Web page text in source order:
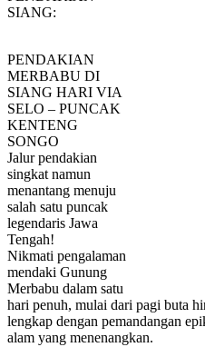
SIANG:
PENDAKIAN
MERBABU DI
SIANG HARI VIA
SELO – PUNCAK
KENTENG
SONGO
Jalur pendakian
singkat namun
menantang menuju
salah satu puncak
legendaris Jawa
Tengah!
Nikmati pengalaman
mendaki Gunung
Merbabu dalam satu
hari penuh, mulai dari pagi buta
lengkap dengan pemandangan
alam yang menenangkan.